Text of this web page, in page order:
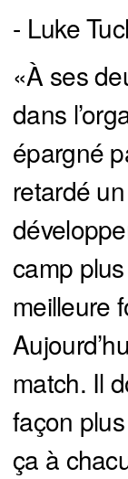
- Luke
«À ses
dans
épargné
retardé
camp
meilleure
match. Il
façon
ça à